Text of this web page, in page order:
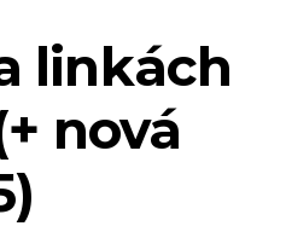
linkách
nová